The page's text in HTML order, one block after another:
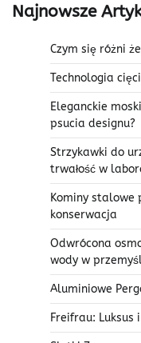
Najnowsze
Czym się różni
Technologia
Eleganckie
psucia designu?
Strzykawki do
trwałość w
Kominy stalowe
konserwacja
Odwrócona
wody w
Aluminiowe
Freifrau: Luksus